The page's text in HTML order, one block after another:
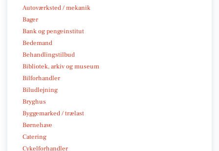
Autoværksted / mekanik
Bager
Bank og pengeinstitut
Bedemand
Behandlingstilbud
Bibliotek, arkiv og museum
Bilforhandler
Biludlejning
Bryghus
Byggemarked / trælast
Børnehave
Catering
Cykelforhandler